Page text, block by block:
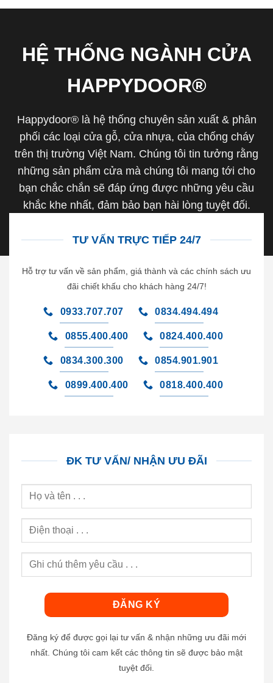
HỆ THỐNG NGÀNH CỬA
HAPPYDOOR®
Happydoor® là hệ thống chuyên sản xuất & phân
phối các loại cửa gỗ, cửa nhựa, của chống cháy
trên thị trường Việt Nam. Chúng tôi tin tưởng rằng
những sản phẩm cửa mà chúng tôi mang tới cho
bạn chắc chắn sẽ đáp ứng được những yêu cầu
khắc khe nhất, đảm bảo bạn hài lòng tuyệt đối.
TƯ VẤN TRỰC TIẾP 24/7
Hỗ trợ tư vấn về sản phẩm, giá thành và các chính sách ưu
đãi chiết khấu cho khách hàng 24/7!
0933.707.707 0834.494.494
0855.400.400 0824.400.400
0834.300.300 0854.901.901
0899.400.400 0818.400.400
ĐK TƯ VẤN/ NHẬN ƯU ĐÃI
Đăng ký để được gọi lại tư vấn & nhận những ưu đãi mới
nhất. Chúng tôi cam kết các thông tin sẽ được bảo mật
tuyệt đối.